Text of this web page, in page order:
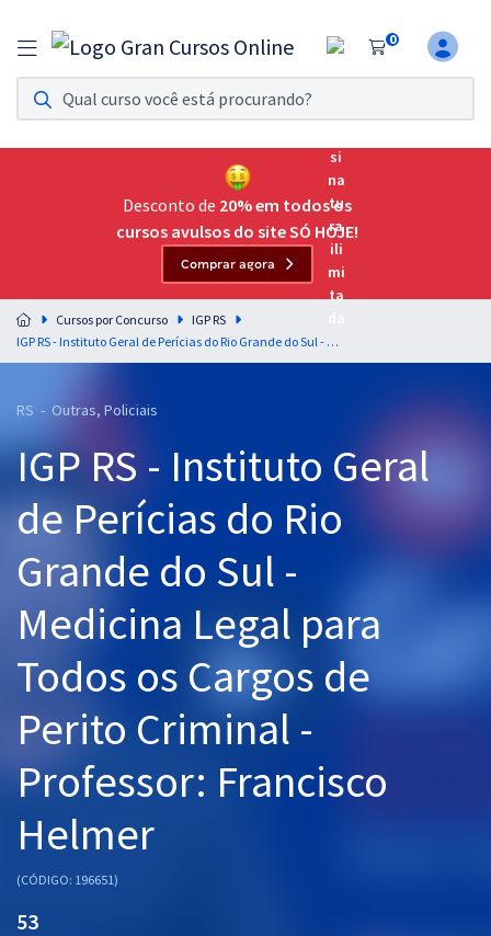
0
Assinatura Ilimitada 11
Acesso a todos os cursos. Teste grátis por 7 dias!
Assinatura OAB Até Passar
Acesso ilimitado a toda preparação para o Exame da
Residências Multiprofissionais
Preparação completa e intensiva para as principais
residências em saúde do Brasil
Cursos 20% OFF
Pós
Graduação
OAB
Mentorias
Questões grátis
Conteúdo gratuito
Aprovados
Desconto de 20% em todos os
cursos avulsos do site SÓ HOJE!
Comprar agora
Cursos por Concurso
IGP RS
IGP RS - Instituto Geral de Perícias do Rio Grande do Sul - Medicina Legal para Todos os Cargos de Perito Criminal - Professor: Francisco Helmer
RS - Outras, Policiais
IGP RS - Instituto Geral
de Perícias do Rio
Grande do Sul -
Medicina Legal para
Todos os Cargos de
Perito Criminal -
Professor: Francisco
Helmer
(CÓDIGO: 196651)
53